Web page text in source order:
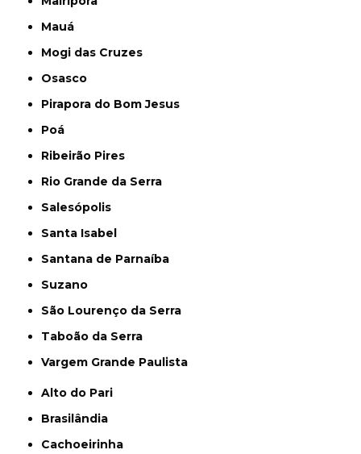
Mauá
Mogi das Cruzes
Osasco
Pirapora do Bom Jesus
Poá
Ribeirão Pires
Rio Grande da Serra
Salesópolis
Santa Isabel
Santana de Parnaíba
Suzano
São Lourenço da Serra
Taboão da Serra
Vargem Grande Paulista
Alto do Pari
Brasilândia
Cachoeirinha